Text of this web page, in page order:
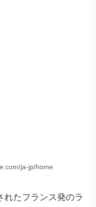
ja-jp/home
れたフランス発のラ